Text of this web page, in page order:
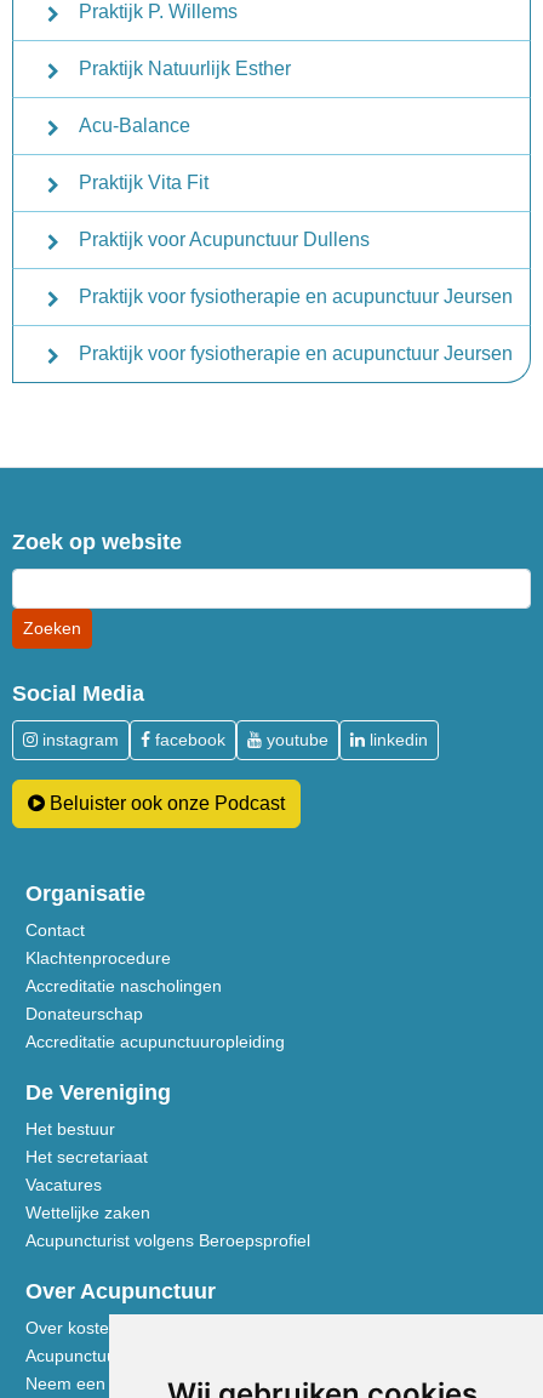
Praktijk P. Willems
Praktijk Natuurlijk Esther
Acu-Balance
Praktijk Vita Fit
Praktijk voor Acupunctuur Dullens
Praktijk voor fysiotherapie en acupunctuur Jeursen
Praktijk voor fysiotherapie en acupunctuur Jeursen
Zoek op website
Social Media
instagram facebook youtube linkedin
Beluister ook onze Podcast
Organisatie
Contact
Klachtenprocedure
Accreditatie nascholingen
Donateurschap
Accreditatie acupunctuuropleiding
De Vereniging
Het bestuur
Het secretariaat
Vacatures
Wettelijke zaken
Acupuncturist volgens Beroepsprofiel
Over Acupunctuur
Over kosten en vergoedingen
Acupunctuur toegelicht
Neem een kijkje in de praktijk